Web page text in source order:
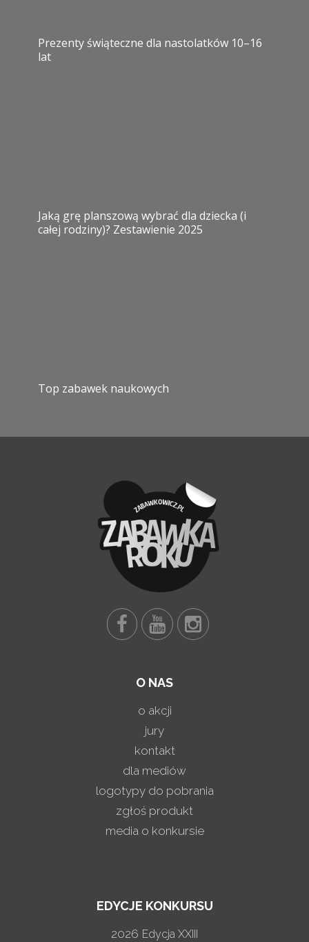
Prezenty świąteczne dla nastolatków 10–16
lat
Jaką grę planszową wybrać dla dziecka (i
całej rodziny)? Zestawienie 2025
Top zabawek naukowych
O NAS
o akcji
jury
kontakt
dla mediów
logotypy do pobrania
zgłoś produkt
media o konkursie
EDYCJE KONKURSU
2026 Edycja XXIII